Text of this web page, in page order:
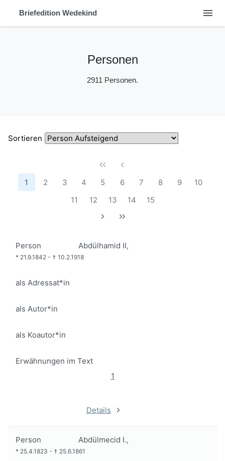
Briefedition Wedekind menu
Personen
2911 Personen.
Sortieren
1 2 3 4 5 6 7 8 9
10
11
12 13 14 15
Person Abdülhamid II,
* 21.9.1842 - † 10.2.1918
als Adressat*in
als Autor*in
als Koautor*in
Erwähnungen im Text
1
Details
Person Abdülmecid I.,
* 25.4.1823 - † 25.6.1861